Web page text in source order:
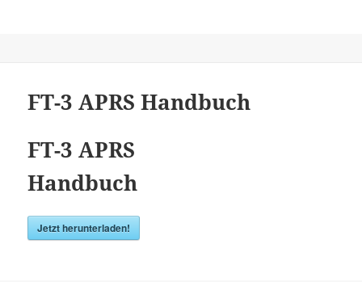
FT-3 APRS Handbuch
FT-3 APRS
Handbuch
Jetzt herunterladen!